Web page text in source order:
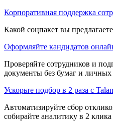
Корпоративная поддержка
Какой соцпакет вы
Оформляйте кандидатов
Проверяйте сотрудников и
документы без бумаг и личных
Ускорьте подбор в 2 раза с
Автоматизируйте сбор
собирайте аналитику в 2 клика